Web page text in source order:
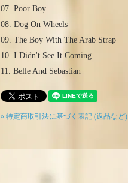
07. Poor Boy
08. Dog On Wheels
09. The Boy With The Arab Strap
10. I Didn't See It Coming
11. Belle And Sebastian
» 特定商取引法に基づく表記 (返品など)